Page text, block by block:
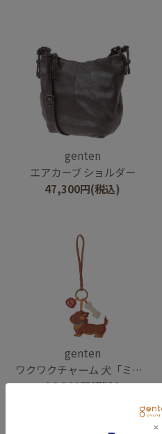
genten
エアカーブ ショルダー
47,300円(税込)
genten
ワクワクチャーム 犬「ミニチュア・ダックスフンド」
14,300円(税込)